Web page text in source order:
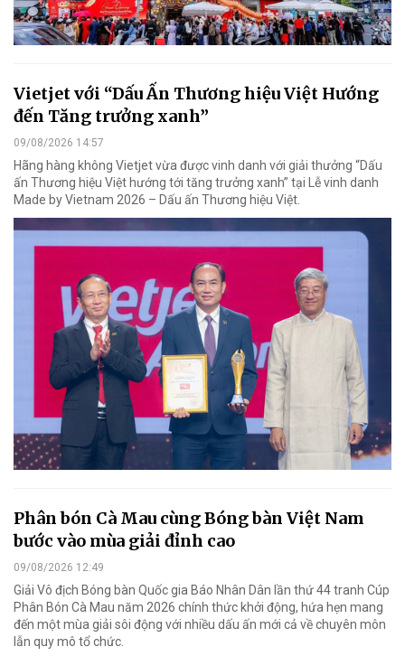
Vietjet với “Dấu Ấn Thương hiệu Việt Hướng
đến Tăng trưởng xanh”
09/08/2026 14:57
Hãng hàng không Vietjet vừa được vinh danh với giải thưởng “Dấu
ấn Thương hiệu Việt hướng tới tăng trưởng xanh” tại Lễ vinh danh
Made by Vietnam 2026 – Dấu ấn Thương hiệu Việt.
Phân bón Cà Mau cùng Bóng bàn Việt Nam
bước vào mùa giải đỉnh cao
09/08/2026 12:49
Giải Vô địch Bóng bàn Quốc gia Báo Nhân Dân lần thứ 44 tranh Cúp
Phân Bón Cà Mau năm 2026 chính thức khởi động, hứa hẹn mang
đến một mùa giải sôi động với nhiều dấu ấn mới cả về chuyên môn
lẫn quy mô tổ chức.